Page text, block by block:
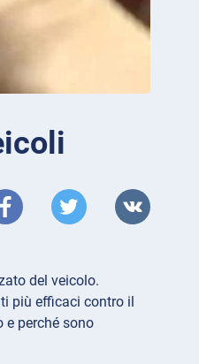
del veicolo.
più efficaci contro il
e perché sono